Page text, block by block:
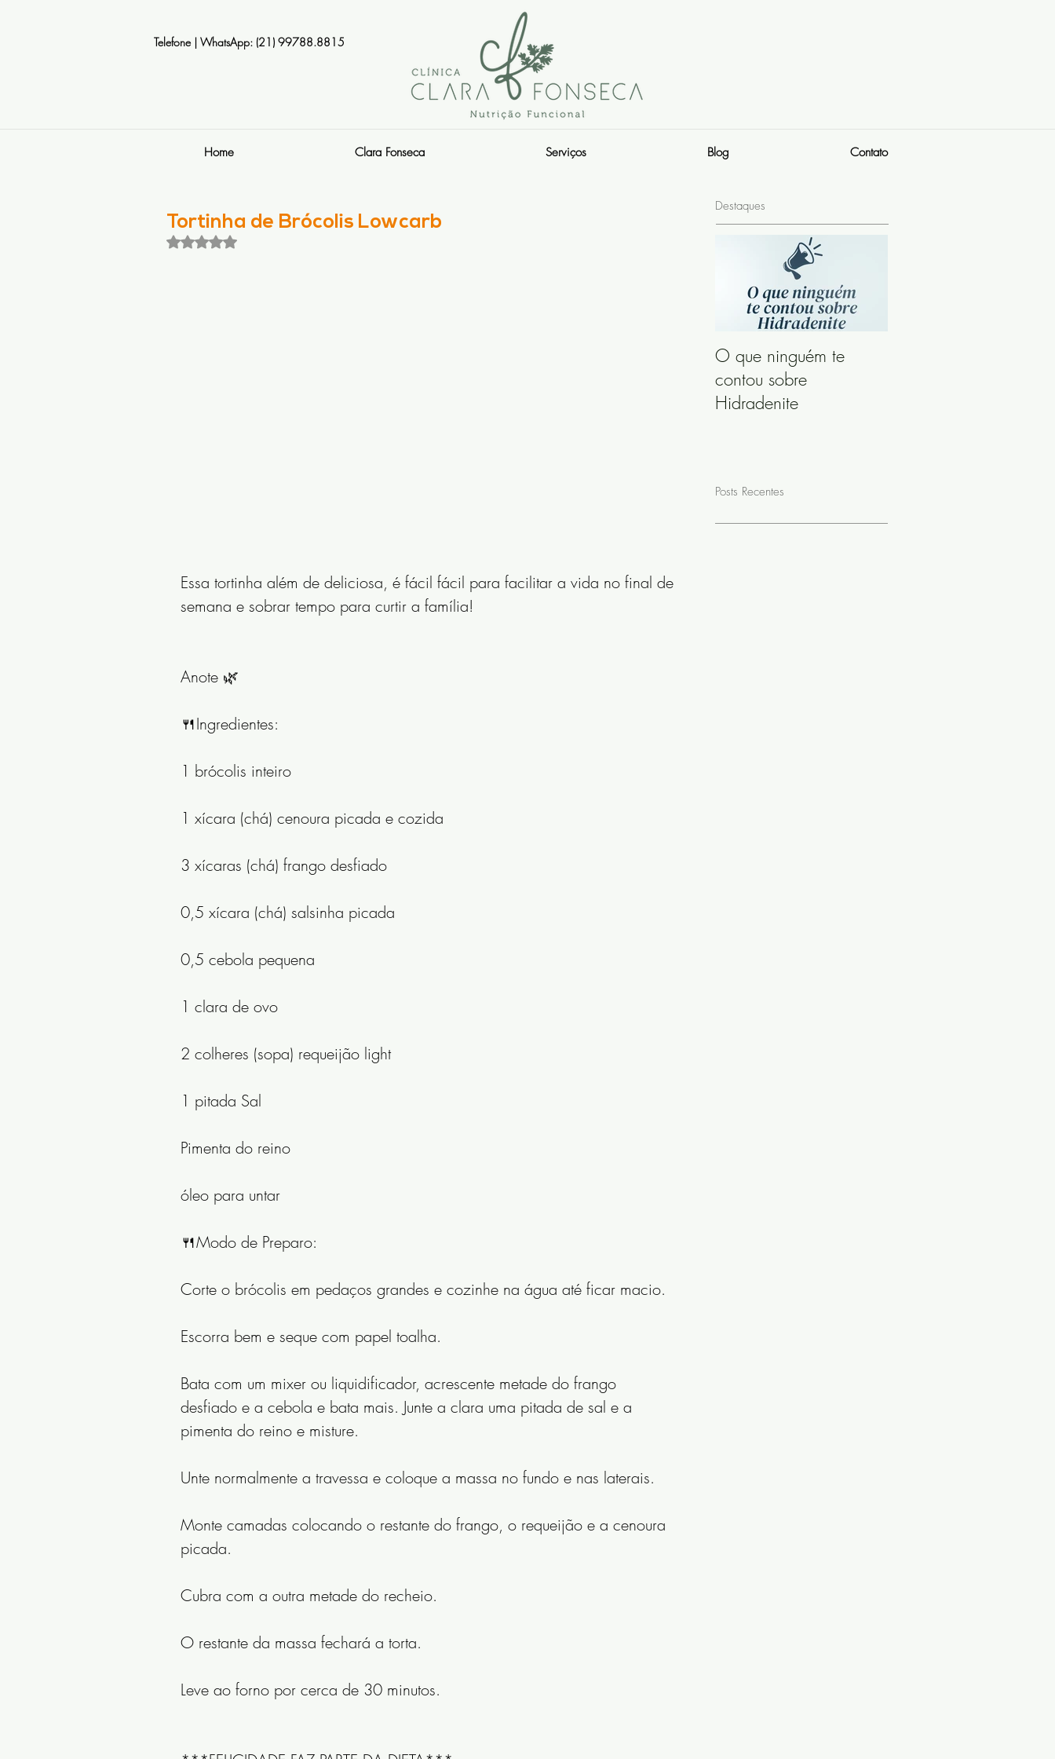
Telefone | WhatsApp: (21) 99788.8815
Home Clara Fonseca Serviços Blog Contato
Tortinha de Brócolis Lowcarb
Avaliado com NaN de 5 estrelas.
Essa tortinha além de deliciosa, é fácil fácil para facilitar a vida no final de
semana e sobrar tempo para curtir a família!
Anote 🌿
🍴Ingredientes:
1 brócolis inteiro
1 xícara (chá) cenoura picada e cozida
3 xícaras (chá) frango desfiado
0,5 xícara (chá) salsinha picada
0,5 cebola pequena
1 clara de ovo
2 colheres (sopa) requeijão light
1 pitada Sal
Pimenta do reino
óleo para untar
🍴Modo de Preparo:
Corte o brócolis em pedaços grandes e cozinhe na água até ficar macio.
Escorra bem e seque com papel toalha.
Bata com um mixer ou liquidificador, acrescente metade do frango
desfiado e a cebola e bata mais. Junte a clara uma pitada de sal e a
pimenta do reino e misture.
Unte normalmente a travessa e coloque a massa no fundo e nas laterais.
Monte camadas colocando o restante do frango, o requeijão e a cenoura
picada.
Cubra com a outra metade do recheio.
O restante da massa fechará a torta.
Leve ao forno por cerca de 30 minutos.
Destaques
O que ninguém te
contou sobre
Hidradenite
Posts Recentes